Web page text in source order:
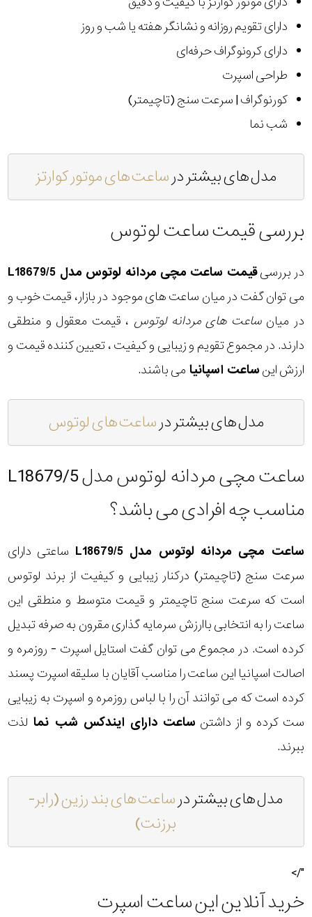
دارای تقویم روزانه و نشانگر هفته یا شب و روز
دارای کرونوگراف حرفه‌ای
طراحی اسپرت
کورنوگراف | سرعت سنج (تاچیمتر)
شب نما
مدل های بیشتر درساعت های موتور کوارتز
بررسی قیمت ساعت لوتوس
در بررسیقیمت ساعت مچی مردانه لوتوس مدل L18679/5
می توان گفت در میان ساعت های موجود در بازار، قیمت خوب و
در میانساعت های مردانه لوتوس ، قیمت معقول و منطقی
دارند. در مجموع تقویم و زیبایی و کیفیت ، تعیین کننده قیمت و
ارزش اینساعت اسپانیا می باشند.
مدل های بیشتر درساعت های لوتوس
ساعت مچی مردانه لوتوس مدل L18679/5
مناسب چه افرادی می باشد؟
ساعت مچی مردانه لوتوس مدل L18679/5
ساعتی دارای
سرعت سنج (تاچیمتر) درکنار زیبایی و کیفیت از برند لوتوس
است که سرعت سنج تاچیمتر و قیمت متوسط و منطقی این
ساعت را به انتخابی باارزش سرمایه گذاری مقرون به صرفه تبدیل
کرده است. در مجموع می توان گفت استایل اسپرت - روزمره و
اصالت اسپانیا این ساعت را مناسب آقایان با سلیقه اسپرت پسند
کرده است که می توانند آن را با لباس روزمره و اسپرت به زیبایی
ست کرده و از داشتن ساعت دارای ایندکس شب نما لذت
ببرند.
مدل های بیشتر درساعت های بند رزین (رابر-
برزنت)
"/>
خرید آنلاین این ساعت اسپرت